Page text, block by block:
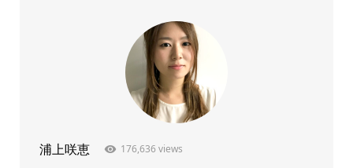
浦上咲恵 176,636 views